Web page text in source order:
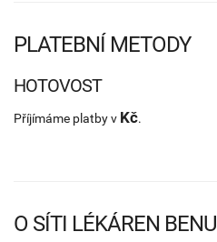
PLATEBNÍ METODY
HOTOVOST
Příjímáme platby v Kč.
O SÍTI LÉKÁREN BENU